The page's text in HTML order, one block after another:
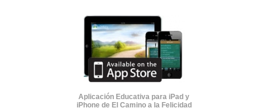
Aplicación Educativa para iPad y
iPhone de El Camino a la Felicidad